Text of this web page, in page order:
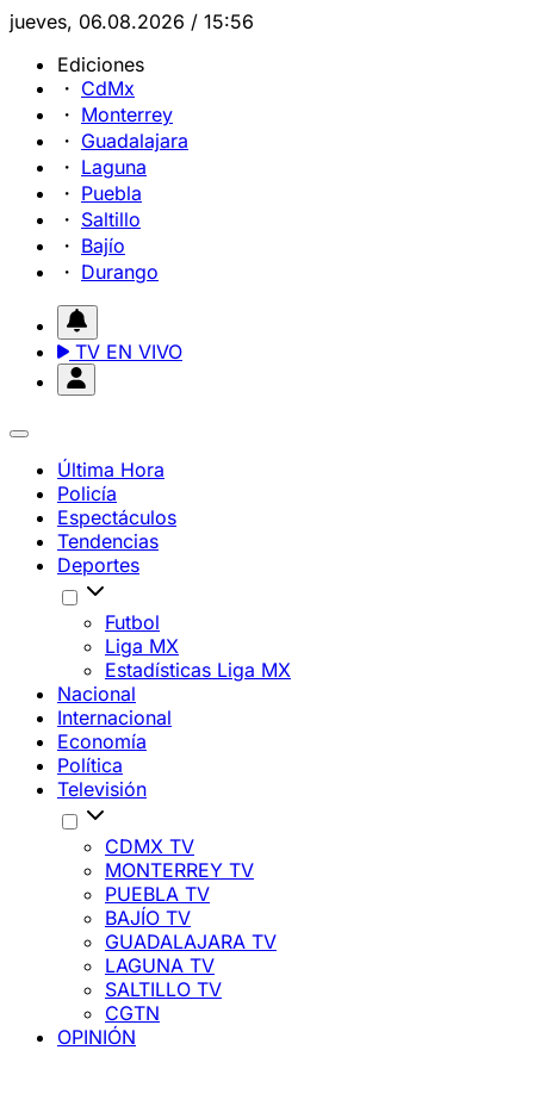
jueves, 06.08.2026 / 15:56
Ediciones
CdMx
Monterrey
Guadalajara
Laguna
Puebla
Saltillo
Bajío
Durango
TV EN VIVO
Última Hora
Policía
Espectáculos
Tendencias
Deportes
Futbol
Liga MX
Estadísticas Liga MX
Nacional
Internacional
Economía
Política
Televisión
CDMX TV
MONTERREY TV
PUEBLA TV
BAJÍO TV
GUADALAJARA TV
LAGUNA TV
SALTILLO TV
CGTN
OPINIÓN